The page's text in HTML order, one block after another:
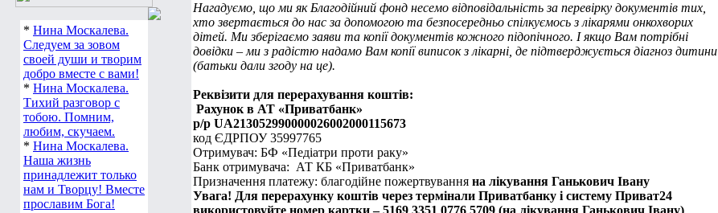
* Нина Москалева.
Следуем за зовом
своей души и творим
добро вместе с вами!
* Нина Москалева.
Тихий разговор с
тобою. Помним,
любим, скучаем.
* Нина Москалева.
Наша жизнь
принадлежит только
нам и Творцу! Вместе
прославим Бога!
Нагадуємо, що ми як Благодійний фонд несемо відповідальність за перевірку документів тих,
хто звертається до нас за допомогою та безпосередньо спілкуємось з лікарями онкохворих
дітей. Ми зберігаємо заяви та копії документів кожного підопічного. І якщо Вам потрібні
довідки – ми з радістю надамо Вам копії виписок з лікарні, де підтверджується діагноз дитини
(батьки дали згоду на це).
Реквізити для перерахування коштів:
Рахунок в АТ «Приватбанк»
р/р UA213052990000026002000115673
код ЄДРПОУ 35997765
Отримувач: БФ «Педіатри проти раку»
Банк отримувача: АТ КБ «Приватбанк»
Призначення платежу: благодійне пожертвування на лікування Ганькович Івану
Увага! Для перерахунку коштів через термінали Приватбанку і систему Приват24
використовуйте номер картки – 5169 3351 0776 5709 (на лікування Ганькович Івану)